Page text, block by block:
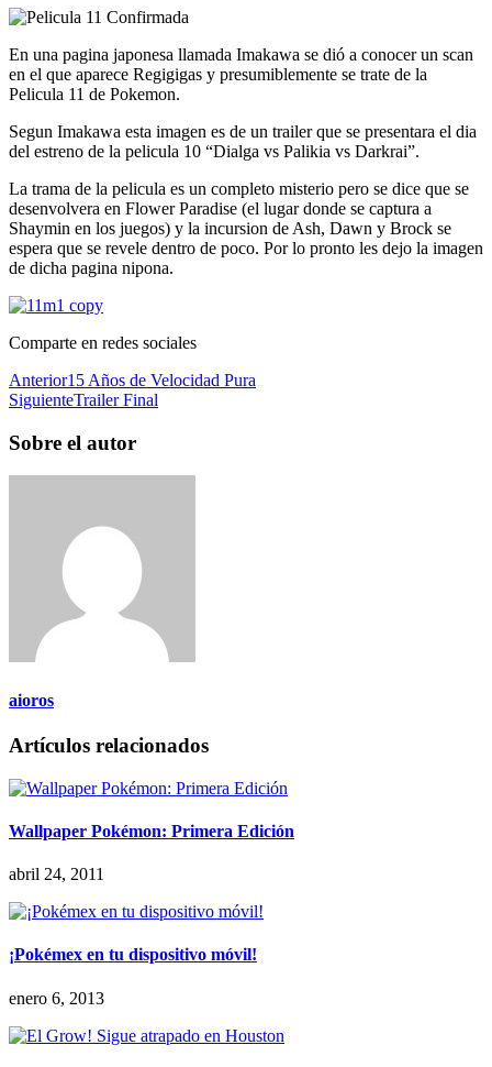
En una pagina japonesa llamada Imakawa se dió a conocer un scan
en el que aparece Regigigas y presumiblemente se trate de la
Pelicula 11 de Pokemon.
Segun Imakawa esta imagen es de un trailer que se presentara el dia
del estreno de la pelicula 10 “Dialga vs Palikia vs Darkrai”.
La trama de la pelicula es un completo misterio pero se dice que se
desenvolvera en Flower Paradise (el lugar donde se captura a
Shaymin en los juegos) y la incursion de Ash, Dawn y Brock se
espera que se revele dentro de poco. Por lo pronto les dejo la imagen
de dicha pagina nipona.
Comparte en redes sociales
Anterior15 Años de Velocidad Pura
SiguienteTrailer Final
Sobre el autor
aioros
Artículos relacionados
Wallpaper Pokémon: Primera Edición
abril 24, 2011
¡Pokémex en tu dispositivo móvil!
enero 6, 2013